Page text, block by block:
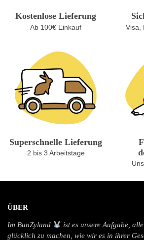
Kostenlose Lieferung
Ab 100€ Einkauf Visa,
Superschnelle Lieferung
2 bis 3 Arbeitstage
ÜBER
Im BunZyland
ist es unsere Aufgabe,
glücklich zu machen, wie wir es in ihrer